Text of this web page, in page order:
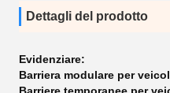
Dettagli del prodotto
Evidenziare:
Barriera modulare per